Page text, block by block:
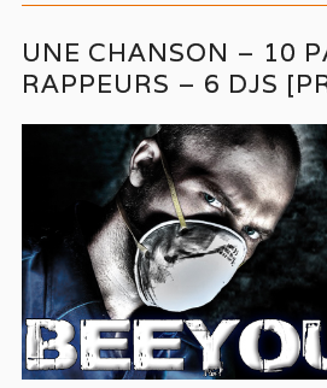
UNE CHANSON – 10
RAPPEURS – 6 DJS